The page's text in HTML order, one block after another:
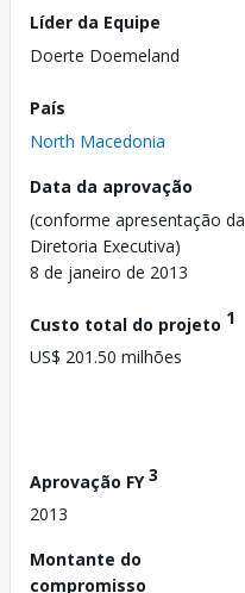
Líder da Equipe
Doerte Doemeland
País
North Macedonia
Data da aprovação
(conforme apresentação da
Diretoria Executiva)
8 de janeiro de 2013
Custo total do projeto 1
US$ 201.50 milhões
Aprovação FY3
2013
Montante do
compromisso